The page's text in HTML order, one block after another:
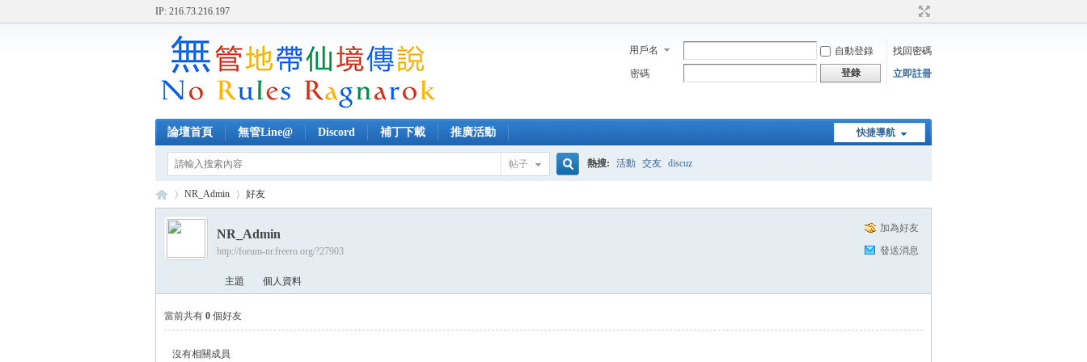
IP: 216.73.216.197
用戶名 自動登錄
找回密碼
密碼
登錄 立即註冊
快捷導航
論壇首頁 無管Line@ Discord 補丁下載 推廣活動
帖子 熱搜: 活動 交友 discuz
›
NR_Admin 好友
加為好友
發送消息
NR_Admin
http://forum-nr.freero.org/?27903
主題 個人資料
當前共有 0 個好友
沒有相關成員